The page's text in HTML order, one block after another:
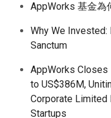
AppWorks 基金為
Why We Invested:
Sanctum
AppWorks Closes
to US$386M,
Corporate Limited
Startups